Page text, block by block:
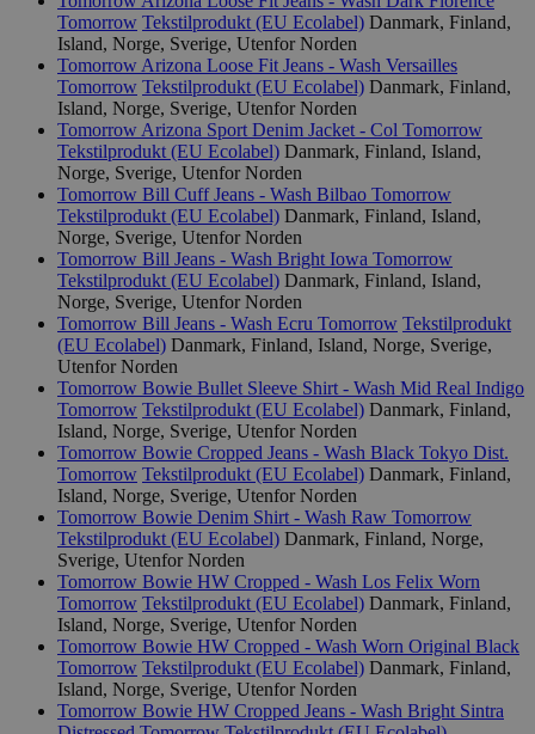
Tomorrow Tekstilprodukt (EU Ecolabel) Danmark, Finland,
Island, Norge, Sverige, Utenfor Norden
Tomorrow Arizona Loose Fit Jeans - Wash Versailles
Tomorrow Tekstilprodukt (EU Ecolabel) Danmark, Finland,
Island, Norge, Sverige, Utenfor Norden
Tomorrow Arizona Sport Denim Jacket - Col Tomorrow
Tekstilprodukt (EU Ecolabel) Danmark, Finland, Island,
Norge, Sverige, Utenfor Norden
Tomorrow Bill Cuff Jeans - Wash Bilbao Tomorrow
Tekstilprodukt (EU Ecolabel) Danmark, Finland, Island,
Norge, Sverige, Utenfor Norden
Tomorrow Bill Jeans - Wash Bright Iowa Tomorrow
Tekstilprodukt (EU Ecolabel) Danmark, Finland, Island,
Norge, Sverige, Utenfor Norden
Tomorrow Bill Jeans - Wash Ecru Tomorrow Tekstilprodukt
(EU Ecolabel) Danmark, Finland, Island, Norge, Sverige,
Utenfor Norden
Tomorrow Bowie Bullet Sleeve Shirt - Wash Mid Real Indigo
Tomorrow Tekstilprodukt (EU Ecolabel) Danmark, Finland,
Island, Norge, Sverige, Utenfor Norden
Tomorrow Bowie Cropped Jeans - Wash Black Tokyo Dist.
Tomorrow Tekstilprodukt (EU Ecolabel) Danmark, Finland,
Island, Norge, Sverige, Utenfor Norden
Tomorrow Bowie Denim Shirt - Wash Raw Tomorrow
Tekstilprodukt (EU Ecolabel) Danmark, Finland, Norge,
Sverige, Utenfor Norden
Tomorrow Bowie HW Cropped - Wash Los Felix Worn
Tomorrow Tekstilprodukt (EU Ecolabel) Danmark, Finland,
Island, Norge, Sverige, Utenfor Norden
Tomorrow Bowie HW Cropped - Wash Worn Original Black
Tomorrow Tekstilprodukt (EU Ecolabel) Danmark, Finland,
Island, Norge, Sverige, Utenfor Norden
Tomorrow Bowie HW Cropped Jeans - Wash Bright Sintra